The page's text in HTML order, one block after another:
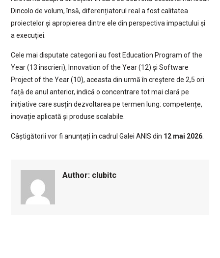
Dincolo de volum, însă, diferențiatorul real a fost calitatea
proiectelor și apropierea dintre ele din perspectiva impactului și
a execuției.
Cele mai disputate categorii au fost Education Program of the
Year (13 înscrieri), Innovation of the Year (12) și Software
Project of the Year (10), aceasta din urmă în creștere de 2,5 ori
față de anul anterior, indică o concentrare tot mai clară pe
inițiative care susțin dezvoltarea pe termen lung: competențe,
inovație aplicată și produse scalabile.
Câștigătorii vor fi anunțați în cadrul Galei ANIS din 12 mai 2026.
Author: clubitc